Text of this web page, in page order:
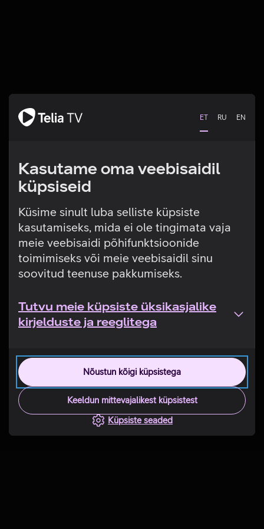
ET RU EN
Kasutame oma veebisaidil
küpsiseid
Küsime sinult luba selliste küpsiste
kasutamiseks, mida ei ole tingimata vaja
meie veebisaidi põhifunktsioonide
toimimiseks või meie veebisaidil sinu
soovitud teenuse pakkumiseks.
Tutvu meie küpsiste üksikasjalike
kirjelduste ja reeglitega
Nõustun kõigi küpsistega
Keeldun mittevajalikest küpsistest
Küpsiste seaded
Tehniline viga